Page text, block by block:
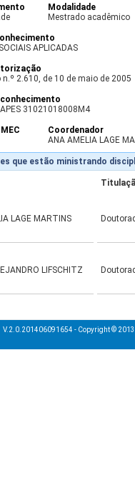
Modalidade
Mestrado acadêmico
APLICADAS
n.º 2.610, de 10 de maio de 2005
31021018008M4
Coordenador
ANA AMELIA LAGE
que estão ministrando
LAGE MARTINS
LIFSCHITZ
V.2.0.201406091654 - Copyright ©